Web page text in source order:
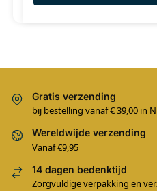
Gratis verzending
bij bestelling vanaf € 39,00 in
Wereldwijde verzending
Vanaf €9,95
14 dagen bedenktijd
Zorgvuldige verpakking en